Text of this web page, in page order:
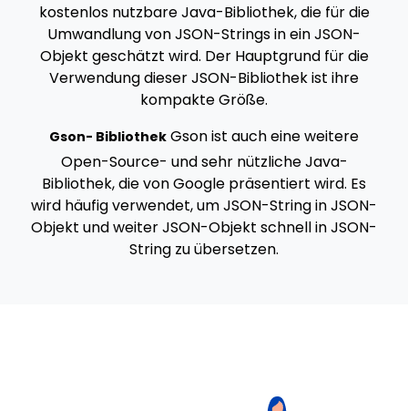
kostenlos nutzbare Java-Bibliothek, die für die
Umwandlung von JSON-Strings in ein JSON-
Objekt geschätzt wird. Der Hauptgrund für die
Verwendung dieser JSON-Bibliothek ist ihre
kompakte Größe.
Gson- Bibliothek Gson ist auch eine weitere
Open-Source- und sehr nützliche Java-
Bibliothek, die von Google präsentiert wird. Es
wird häufig verwendet, um JSON-String in JSON-
Objekt und weiter JSON-Objekt schnell in JSON-
String zu übersetzen.